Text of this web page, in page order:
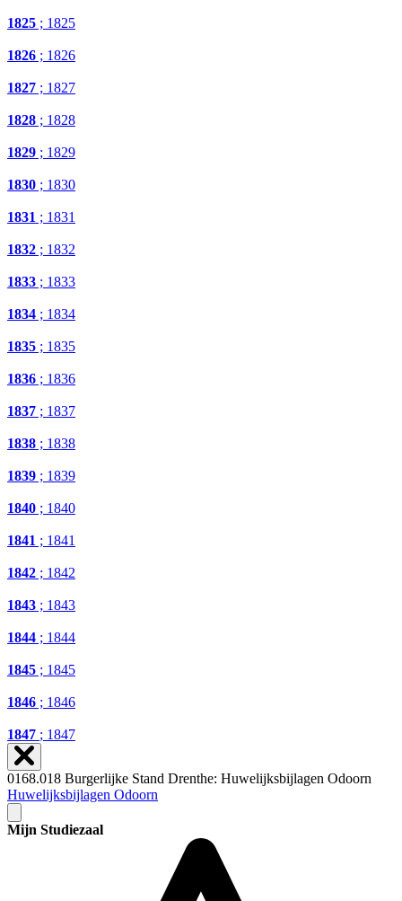
1825 ; 1825
1826 ; 1826
1827 ; 1827
1828 ; 1828
1829 ; 1829
1830 ; 1830
1831 ; 1831
1832 ; 1832
1833 ; 1833
1834 ; 1834
1835 ; 1835
1836 ; 1836
1837 ; 1837
1838 ; 1838
1839 ; 1839
1840 ; 1840
1841 ; 1841
1842 ; 1842
1843 ; 1843
1844 ; 1844
1845 ; 1845
1846 ; 1846
1847 ; 1847
0168.018 Burgerlijke Stand Drenthe: Huwelijksbijlagen Odoorn
Huwelijksbijlagen Odoorn
Mijn Studiezaal